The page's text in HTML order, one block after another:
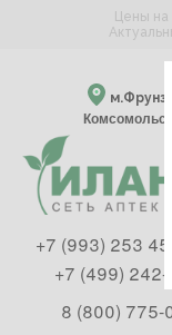
Цены на
+7 (993) 253
+7 (499) 242-
8 (800) 775-